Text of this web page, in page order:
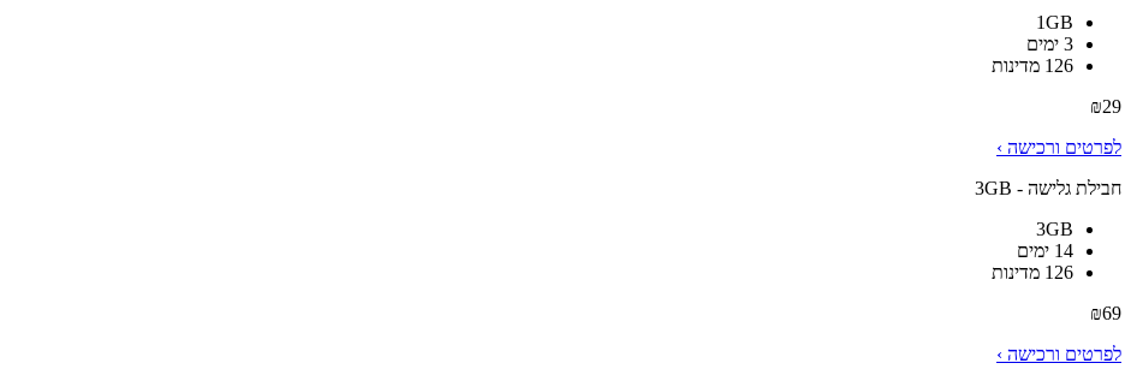
1GB
3 ימים
126 מדינות
₪29
לפרטים ורכישה ›
חבילת גלישה - 3GB
3GB
14 ימים
126 מדינות
₪69
לפרטים ורכישה ›